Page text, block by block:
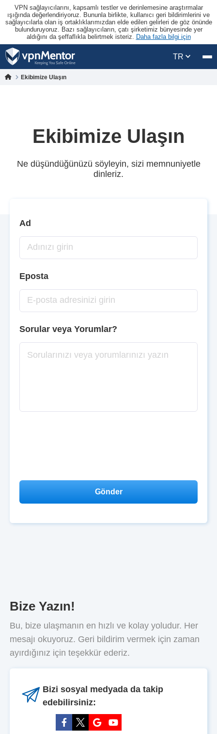
VPN sağlayıcılarını, kapsamlı testler ve derinlemesine araştırmalar
ışığında değerlendiriyoruz. Bununla birlikte, kullanıcı geri bildirimlerini ve
sağlayıcılarla olan iş ortaklıklarımızdan elde edilen gelirleri de göz önünde
bulunduruyoruz. Bazı sağlayıcıların, çatı şirketimiz bünyesinde yer
aldığını da şeffaflıkla belirtmek isteriz. Daha fazla bilgi için
TR
Ekibimize Ulaşın
Ekibimize Ulaşın
Ne düşündüğünüzü söyleyin, sizi memnuniyetle
dinleriz.
Ad
Eposta
Sorular veya Yorumlar?
Bize Yazın!
Bu, bize ulaşmanın en hızlı ve kolay yoludur. Her
mesajı okuyoruz. Geri bildirim vermek için zaman
ayırdığınız için teşekkür ederiz.
Bizi sosyal medyada da takip
edebilirsiniz: